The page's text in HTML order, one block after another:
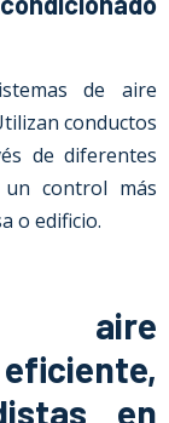
de aire
conductos
de diferentes
un control más
o edificio.
aire
en